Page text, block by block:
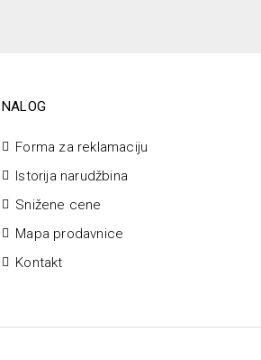
NALOG
Forma za reklamaciju
Istorija narudžbina
Snižene cene
Mapa prodavnice
Kontakt